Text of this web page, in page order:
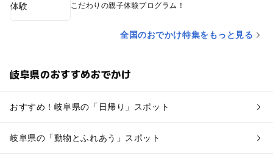
こだわりの親子体験プログラム！
全国のおでかけ特集をもっと見る
岐阜県のおすすめおでかけ
おすすめ！岐阜県の「日帰り」スポット
岐阜県の「動物とふれあう」スポット